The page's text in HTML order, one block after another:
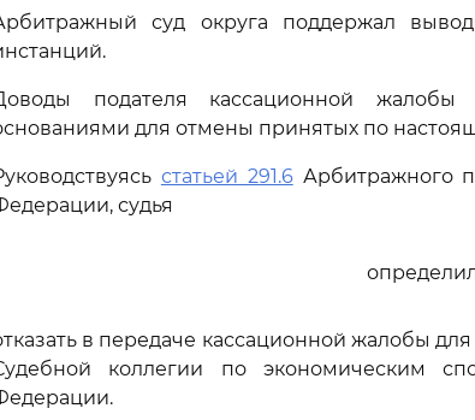
суд округа поддержал
подателя кассационной
для отмены принятых по
статьей 291.6Арбитражного
судья
в передаче кассационной жалобы
коллегии по экономическим